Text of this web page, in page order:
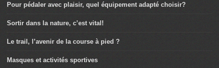
Pour pédaler avec plaisir, quel équipement adapté choisir?
Sortir dans la nature, c’est vital!
Le trail, l’avenir de la course à pied ?
Masques et activités sportives